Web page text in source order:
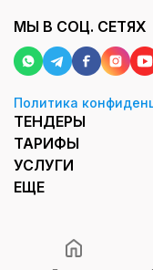
МЫ В СОЦ. СЕТЯХ
Политика
ТЕНДЕРЫ
ТАРИФЫ
УСЛУГИ
ЕЩЕ